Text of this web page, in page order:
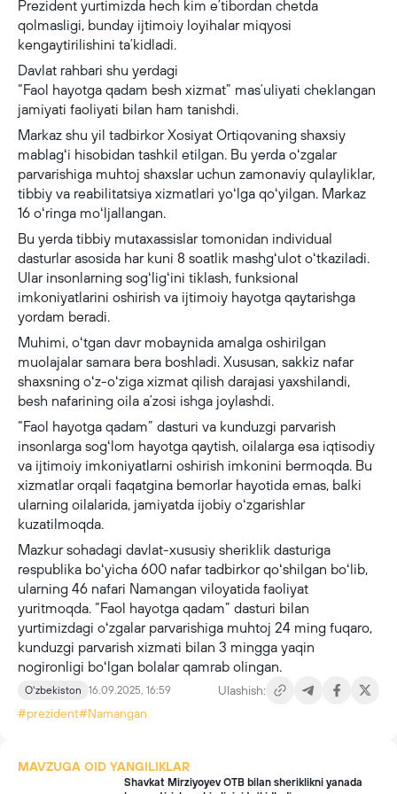
Prezident yurtimizda hech kim eʼtibordan chetda
qolmasligi, bunday ijtimoiy loyihalar miqyosi
kengaytirilishini taʼkidladi.
Davlat rahbari shu yerdagi
“Faol hayotga qadam besh xizmat” masʼuliyati cheklangan
jamiyati faoliyati bilan ham tanishdi.
Markaz shu yil tadbirkor Xosiyat Ortiqovaning shaxsiy
mablagʻi hisobidan tashkil etilgan. Bu yerda oʻzgalar
parvarishiga muhtoj shaxslar uchun zamonaviy qulayliklar,
tibbiy va reabilitatsiya xizmatlari yoʻlga qoʻyilgan. Markaz
16 oʻringa moʻljallangan.
Bu yerda tibbiy mutaxassislar tomonidan individual
dasturlar asosida har kuni 8 soatlik mashgʻulot oʻtkaziladi.
Ular insonlarning sogʻligʻini tiklash, funksional
imkoniyatlarini oshirish va ijtimoiy hayotga qaytarishga
yordam beradi.
Muhimi, oʻtgan davr mobaynida amalga oshirilgan
muolajalar samara bera boshladi. Xususan, sakkiz nafar
shaxsning oʻz-oʻziga xizmat qilish darajasi yaxshilandi,
besh nafarining oila aʼzosi ishga joylashdi.
“Faol hayotga qadam” dasturi va kunduzgi parvarish
insonlarga sogʻlom hayotga qaytish, oilalarga esa iqtisodiy
va ijtimoiy imkoniyatlarni oshirish imkonini bermoqda. Bu
xizmatlar orqali faqatgina bemorlar hayotida emas, balki
ularning oilalarida, jamiyatda ijobiy oʻzgarishlar
kuzatilmoqda.
Mazkur sohadagi davlat-xususiy sheriklik dasturiga
respublika boʻyicha 600 nafar tadbirkor qoʻshilgan boʻlib,
ularning 46 nafari Namangan viloyatida faoliyat
yuritmoqda. “Faol hayotga qadam” dasturi bilan
yurtimizdagi oʻzgalar parvarishiga muhtoj 24 ming fuqaro,
kunduzgi parvarish xizmati bilan 3 mingga yaqin
nogironligi boʻlgan bolalar qamrab olingan.
Oʻzbekiston 16.09.2025, 16:59
Ulashish:
#prezident#Namangan
MAVZUGA OID YANGILIKLAR
Shavkat Mirziyoyev OTB bilan sheriklikni yanada